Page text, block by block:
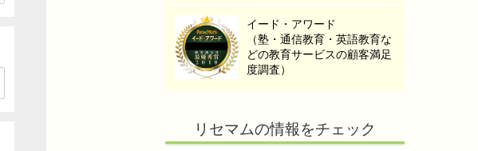
イード・アワード
（塾・通信教育・英語教育な
どの教育サービスの顧客満足
度調査）
リセマムの情報をチェック